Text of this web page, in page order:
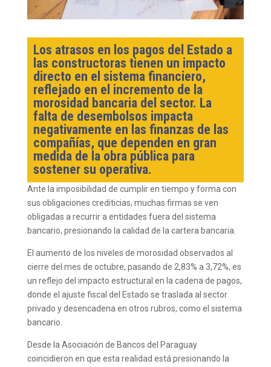
Los atrasos en los pagos del Estado a
las constructoras tienen un impacto
directo en el sistema financiero,
reflejado en el incremento de la
morosidad bancaria del sector. La
falta de desembolsos impacta
negativamente en las finanzas de las
compañías, que dependen en gran
medida de la obra pública para
sostener su operativa.
Ante la imposibilidad de cumplir en tiempo y forma con
sus obligaciones crediticias, muchas firmas se ven
obligadas a recurrir a entidades fuera del sistema
bancario, presionando la calidad de la cartera bancaria.
El aumento de los niveles de morosidad observados al
cierre del mes de octubre, pasando de 2,83% a 3,72%, es
un reflejo del impacto estructural en la cadena de pagos,
donde el ajuste fiscal del Estado se traslada al sector
privado y desencadena en otros rubros, como el sistema
bancario.
Desde la Asociación de Bancos del Paraguay
coincidieron en que esta realidad está presionando la